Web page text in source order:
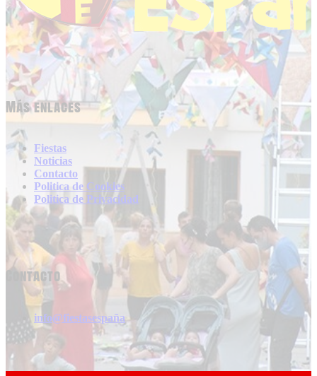
Más enlaces
Fiestas
Noticias
Contacto
Politica de Cookies
Politica de Privacidad
Contacto
info@fiestasespaña